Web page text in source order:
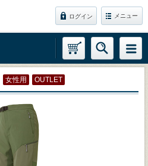
ログイン メニュー
女性用 OUTLET